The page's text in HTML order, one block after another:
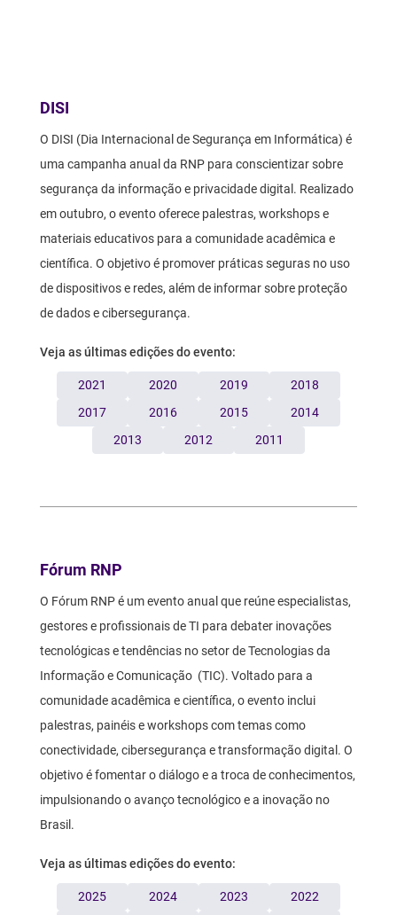
Texto
DISI
O DISI (Dia Internacional de Segurança em Informática) é
uma campanha anual da RNP para conscientizar sobre
segurança da informação e privacidade digital. Realizado
em outubro, o evento oferece palestras, workshops e
materiais educativos para a comunidade acadêmica e
científica. O objetivo é promover práticas seguras no uso
de dispositivos e redes, além de informar sobre proteção
de dados e cibersegurança.
Veja as últimas edições do evento:
2021 2020 2019
2018
2017
2016 2015
2014
2013
2012 2011
Texto
Fórum RNP
O Fórum RNP é um evento anual que reúne especialistas,
gestores e profissionais de TI para debater inovações
tecnológicas e tendências no setor de Tecnologias da
Informação e Comunicação (TIC). Voltado para a
comunidade acadêmica e científica, o evento inclui
palestras, painéis e workshops com temas como
conectividade, cibersegurança e transformação digital. O
objetivo é fomentar o diálogo e a troca de conhecimentos,
impulsionando o avanço tecnológico e a inovação no
Brasil.
Veja as últimas edições do evento:
2025 2024 2023
2022